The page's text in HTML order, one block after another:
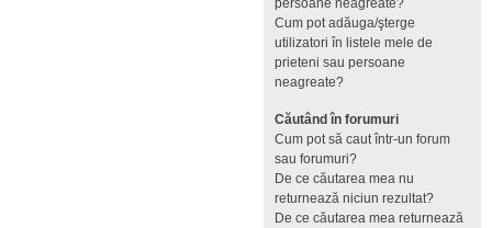
persoane neagreate?
Cum pot adăuga/şterge
utilizatori în listele mele de
prieteni sau persoane
neagreate?
Căutând în forumuri
Cum pot să caut într-un forum
sau forumuri?
De ce căutarea mea nu
returnează niciun rezultat?
De ce căutarea mea returnează